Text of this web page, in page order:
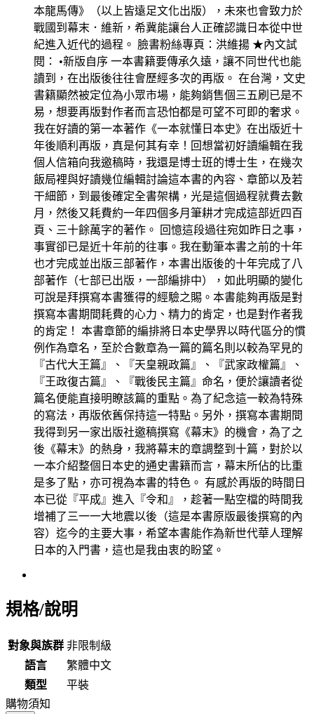
本龍馬傳》（以上皆遠足文化出版），未來也會致力於
戰國到幕末．維新，希冀能讓台人正確認識日本從中世
紀進入近代的過程。 臉書粉絲專頁：洪維揚 ★內文試
閱： •新版自序 一本書籍要傳承久遠，讓不同世代也能
讀到，在出版後往往會歷經多次的再版。 在台灣，文史
書籍顯然被定位為小眾市場，能夠銷售個三五刷已是不
易，想要再版對作者而言恐怕都是可望不可即的奢求。
我在好讀的第一本著作《一本就懂日本史》在出版近十
年後順利再版，真是何其有幸！回想當初好讀編輯在我
個人信箱向我邀稿時，我還是博士班的博士生，在幾次
飯局裡與好讀幾位編輯討論這本書的內容、章節以及若
干細節，到最後確定全書架構，光是這個過程就費去數
月，然後又耗費約一年四個多月筆耕才完成這部近四百
頁、三十餘萬字的著作。 回憶這段過往宛如昨日之事，
事實卻已是近十年前的往事。我在動筆本書之前的十年
也才完成並出版三部著作，本書出版後的十年完成了八
部著作（七部已出版，一部編排中），如此明顯的變化
可說是拜撰寫本書獲得的經驗之賜。本書能夠再版是對
撰寫本書期間耗費的心力、精力的肯定，也是對作者我
的肯定！ 本書章節的編排將日本史學界以時代區分的慣
例作為章名，至於合數章為一篇的篇名則以較為罕見的
『古代大王篇』、『天皇親政篇』、『武家政權篇』、
『王政復古篇』、『戰後民主篇』命名，便於讓讀者從
篇名便能直接明瞭該篇的重點。為了紀念這一較為特殊
的寫法，再版依舊保持這一特點。另外，撰寫本書期間
我得到另一家出版社邀稿撰寫《幕末》的機會，為了之
後《幕末》的熱身，我將幕末的章調整到十篇，對於以
一本介紹整個日本史的通史書籍而言，幕末所佔的比重
是多了點，亦可視為本書的特色。 有感於再版的時間日
本已從『平成』進入『令和』，趁著一點空檔的時間我
增補了三一一大地震以後（這是本書原版最後撰寫的內
容）迄今的主要大事，希望本書能作為新世代華人理解
日本的入門書，這也是我由衷的盼望。
規格/說明
對象與族群 非限制級
語言
繁體中文
類型
平裝
購物須知